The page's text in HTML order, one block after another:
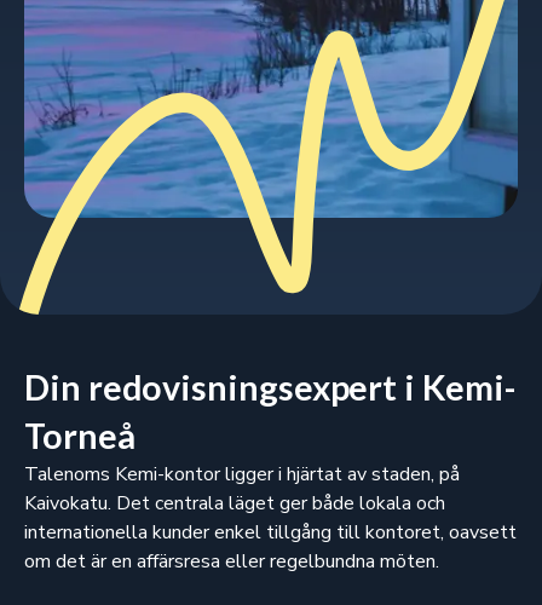
Din redovisningsexpert i Kemi-
Torneå
Talenoms Kemi-kontor ligger i hjärtat av staden, på
Kaivokatu. Det centrala läget ger både lokala och
internationella kunder enkel tillgång till kontoret, oavsett
om det är en affärsresa eller regelbundna möten.